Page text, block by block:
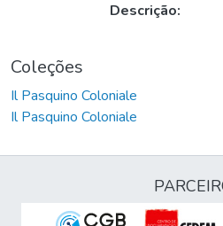
Descrição:
Coleções
Il Pasquino Coloniale
Il Pasquino Coloniale